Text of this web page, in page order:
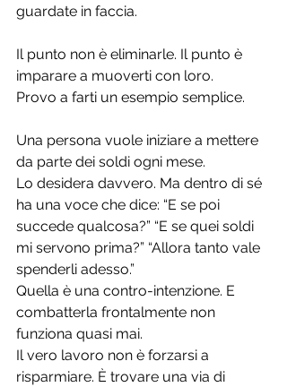
guardate in faccia.
Il punto non è eliminarle. Il punto è
imparare a muoverti con loro.
Provo a farti un esempio semplice.
Una persona vuole iniziare a mettere
da parte dei soldi ogni mese.
Lo desidera davvero. Ma dentro di sé
ha una voce che dice: “E se poi
succede qualcosa?” “E se quei soldi
mi servono prima?” “Allora tanto vale
spenderli adesso.”
Quella è una contro-intenzione. E
combatterla frontalmente non
funziona quasi mai.
Il vero lavoro non è forzarsi a
risparmiare. È trovare una via di